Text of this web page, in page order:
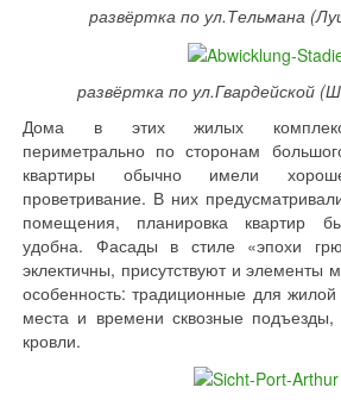
развёртка по ул.Тельмана
развёртка по ул.Гвардейской
Дома в этих жилых
периметрально по сторонам
квартиры обычно имели
проветривание. В них
помещения, планировка квартир
удобна. Фасады в стиле «эпохи
эклектичны, присутствуют и элементы
особенность: традиционные для жилой
места и времени сквозные подъезды,
кровли.